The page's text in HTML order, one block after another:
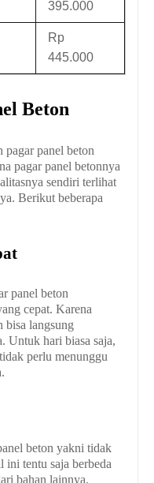
395.000
Rp
445.000
Beton
pagar panel beton
pagar panel betonnya
sendiri terlihat
Berikut beberapa
panel beton
cepat. Karena
bisa langsung
Untuk hari biasa saja,
perlu menunggu
beton yakni tidak
ini tentu saja berbeda
bahan lainnya.